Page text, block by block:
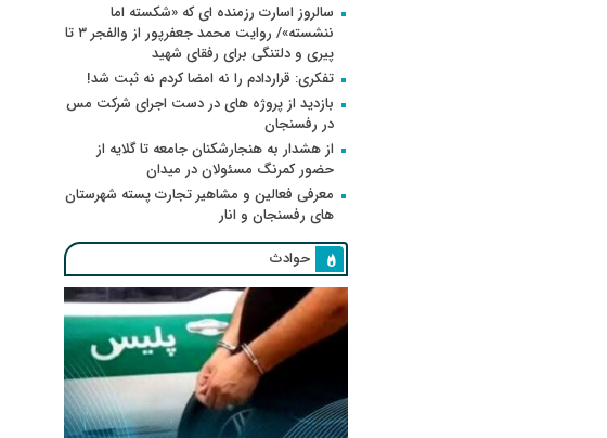
سالروز اسارت رزمنده ای که «شکسته اما
ننشسته»/ روایت محمد جعفرپور از والفجر ۳ تا
پیری و دلتنگی برای رفقای شهید
تفکری: قراردادم را نه امضا کردم نه ثبت شد!
بازدید از پروژه های در دست اجرای شرکت مس
در رفسنجان
از هشدار به هنجارشکنان جامعه تا گلایه از
حضور کمرنگ مسئولان در میدان
معرفی فعالین و مشاهیر تجارت پسته شهرستان
های رفسنجان و انار
حوادث